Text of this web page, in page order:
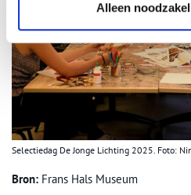
Alleen
Selectiedag De Jonge Lichting 2025. Foto:
Bron: Frans Hals Museum